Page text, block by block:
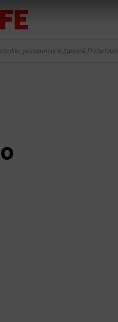
указанных в данной Политике.